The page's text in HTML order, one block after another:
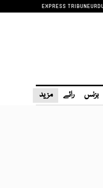
EXPRESS TRIBUNE
بزنس رائے مزید